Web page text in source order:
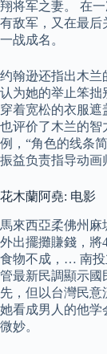
翔将军之妻。 在
有敌军，又在最后
一战成名。
约翰逊还指出木兰
认为她的举止笨拙
穿着宽松的衣服
也评价了木兰的智
例，“角色的线条
振益负责指导动画
花木蘭阿堯: 电影
馬來西亞柔佛州
外出擺攤賺錢，將
食物不成，… 南投
管最新民調顯示國
先，但以台灣民
她看成男人的他学
微妙。